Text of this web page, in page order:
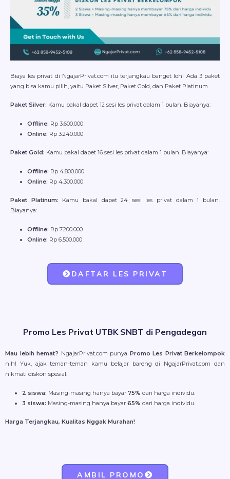
Biaya les privat di NgajarPrivat.com itu terjangkau banget loh! Ada 3 paket
yang bisa kamu pilih, yaitu Paket Silver, Paket Gold, dan Paket Platinum.
Paket Silver: Kamu bakal dapet 12 sesi les privat dalam 1 bulan. Biayanya:
Offline: Rp 3.600.000
Online: Rp 3.240.000
Paket Gold: Kamu bakal dapet 16 sesi les privat dalam 1 bulan. Biayanya:
Offline: Rp 4.800.000
Online: Rp 4.300.000
Paket Platinum: Kamu bakal dapet 24 sesi les privat dalam 1 bulan.
Biayanya:
Offline: Rp 7.200.000
Online: Rp 6.500.000
DAFTAR LES PRIVAT
Promo Les Privat UTBK SNBT di Pengadegan
Mau lebih hemat? NgajarPrivat.com punya Promo Les Privat Berkelompok
nih! Yuk, ajak teman-teman kamu belajar bareng di NgajarPrivat.com dan
nikmati diskon spesial:
2 siswa: Masing-masing hanya bayar 75% dari harga individu.
3 siswa: Masing-masing hanya bayar 65% dari harga individu.
Harga Terjangkau, Kualitas Nggak Murahan!
AMBIL PROMO